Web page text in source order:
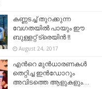
കണ്ണടച്ച് തുറക്കുന്ന
വേഗതയില്‍ പായും ഈ
ബുള്ളറ്റ് ട്രെയിന്‍ !!
August 24, 2017
എന്‍റെ മുൻധാരണകൾ
തെറ്റിച്ച ഇൻഡോറും
അവിടത്തെ ആളുകളും…